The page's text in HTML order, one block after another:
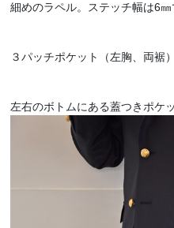
細めのラペル。ステッチ幅は6㎜
３パッチポケット（左胸、両裾）
左右のボトムにある蓋つきポケッ